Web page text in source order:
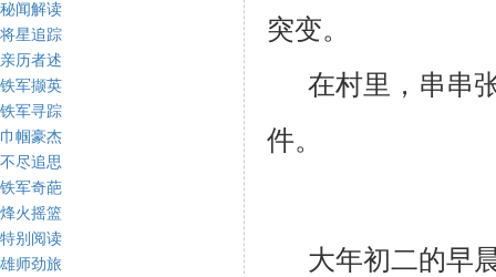
秘闻解读
将星追踪
亲历者述
铁军撷英
铁军寻踪
巾帼豪杰
不尽追思
铁军奇葩
烽火摇篮
特别阅读
雄师劲旅
突变。
在村里，串串
件。
大年初二的早